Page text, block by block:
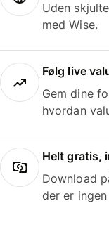
Uden
med Wise.
Følg live
Gem dine
hvordan
Helt gratis,
Download
der er